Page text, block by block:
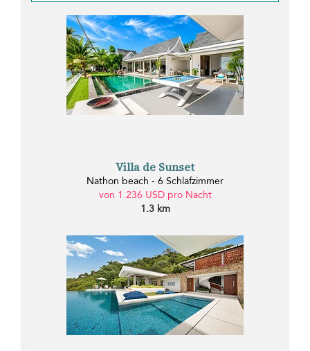
Villa de Sunset
Nathon beach - 6 Schlafzimmer
von 1.236 USD pro Nacht
1.3 km